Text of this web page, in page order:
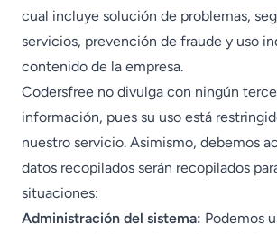
cual incluye solución de problemas,
servicios, prevención de fraude y uso
contenido de la empresa.
Codersfree no divulga con ningún
información, pues su uso está
nuestro servicio. Asimismo, debemos
datos recopilados serán recopilados
situaciones:
Administración del sistema: Podemos